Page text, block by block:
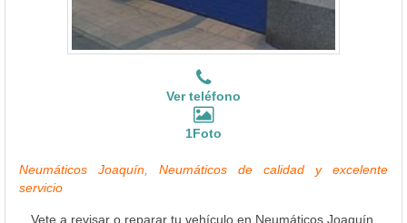
Ver teléfono
1Foto
Neumáticos Joaquín, Neumáticos de calidad y excelente
servicio
Vete a revisar o reparar tu vehículo en Neumáticos Joaquín,